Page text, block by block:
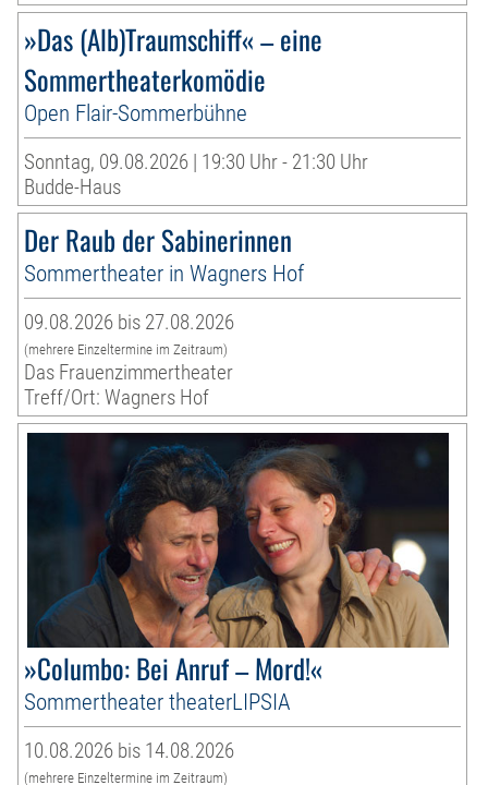
»Das (Alb)Traumschiff« – eine
Sommertheaterkomödie
Open Flair-Sommerbühne
Sonntag, 09.08.2026 | 19:30 Uhr - 21:30 Uhr
Budde-Haus
Der Raub der Sabinerinnen
Sommertheater in Wagners Hof
09.08.2026 bis 27.08.2026
(mehrere Einzeltermine im Zeitraum)
Das Frauenzimmertheater
Treff/Ort: Wagners Hof
»Columbo: Bei Anruf – Mord!«
Sommertheater theaterLIPSIA
10.08.2026 bis 14.08.2026
(mehrere Einzeltermine im Zeitraum)